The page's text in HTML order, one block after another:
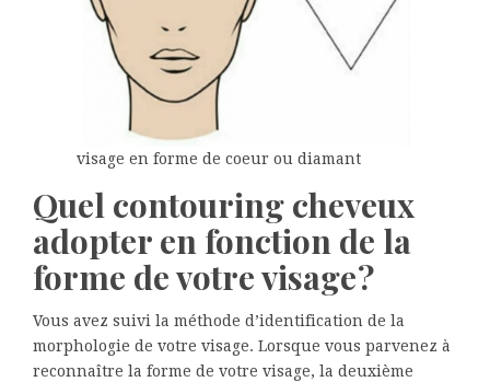
visage en forme de coeur ou diamant
Quel contouring cheveux
adopter en fonction de la
forme de votre visage ?
Vous avez suivi la méthode d’identification de la
morphologie de votre visage. Lorsque vous parvenez à
reconnaître la forme de votre visage, la deuxième